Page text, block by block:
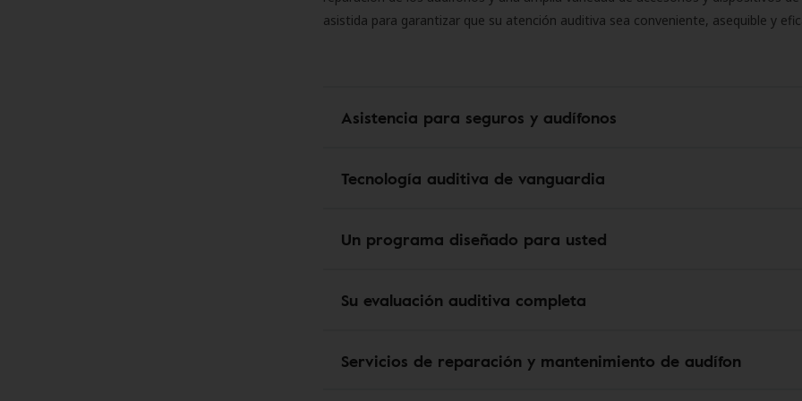
asistida para garantizar que su atención auditiva sea conveniente, asequible y
Asistencia para seguros y audífonos
Tecnología auditiva de vanguardia
Un programa diseñado para usted
Su evaluación auditiva completa
Servicios de reparación y mantenimiento de audífon